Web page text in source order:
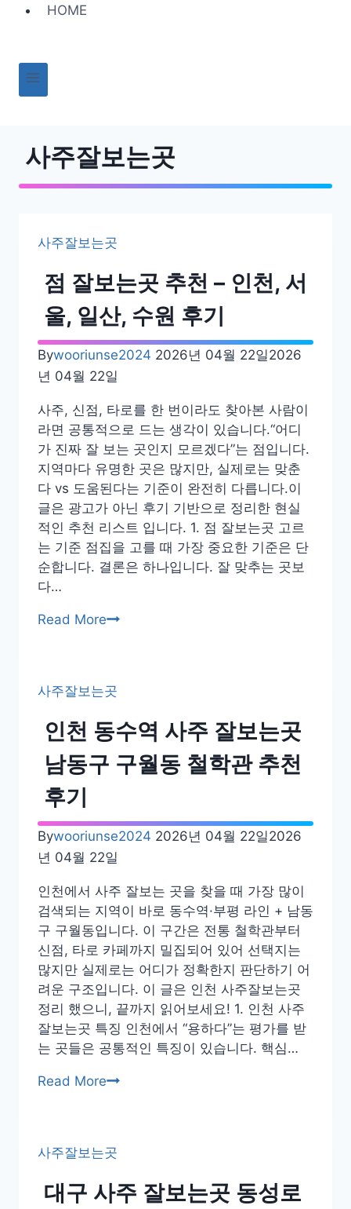
HOME
사주잘보는곳
사주잘보는곳
점 잘보는곳 추천 – 인천, 서
울, 일산, 수원 후기
Bywooriunse2024 2026년 04월 22일2026
년 04월 22일
사주, 신점, 타로를 한 번이라도 찾아본 사람이
라면 공통적으로 드는 생각이 있습니다.“어디
가 진짜 잘 보는 곳인지 모르겠다”는 점입니다.
지역마다 유명한 곳은 많지만, 실제로는 맞춘
다 vs 도움된다는 기준이 완전히 다릅니다.이
글은 광고가 아닌 후기 기반으로 정리한 현실
적인 추천 리스트 입니다. 1. 점 잘보는곳 고르
는 기준 점집을 고를 때 가장 중요한 기준은 단
순합니다. 결론은 하나입니다. 잘 맞추는 곳보
다…
Read More점
곳
천
–
울,
일
수
원
후
기
사주잘보는곳
인천 동수역 사주 잘보는곳
남동구 구월동 철학관 추천
후기
Bywooriunse2024 2026년 04월 22일2026
년 04월 22일
인천에서 사주 잘보는 곳을 찾을 때 가장 많이
검색되는 지역이 바로 동수역·부평 라인 + 남동
구 구월동입니다. 이 구간은 전통 철학관부터
신점, 타로 카페까지 밀집되어 있어 선택지는
많지만 실제로는 어디가 정확한지 판단하기 어
려운 구조입니다. 이 글은 인천 사주잘보는곳
정리 했으니, 끝까지 읽어보세요! 1. 인천 사주
잘보는곳 특징 인천에서 “용하다”는 평가를 받
는 곳들은 공통적인 특징이 있습니다. 핵심…
Read More인
역
사
주
사주잘보는곳
대구 사주 잘보는곳 동성로